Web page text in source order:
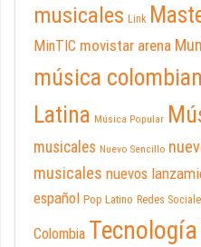
musicales Link
MinTIC movistar arena
música
Latina Música Popular
musicales Nuevo Sencillo
musicales nuevos
español Pop Latino Redes
Colombia Tecnología